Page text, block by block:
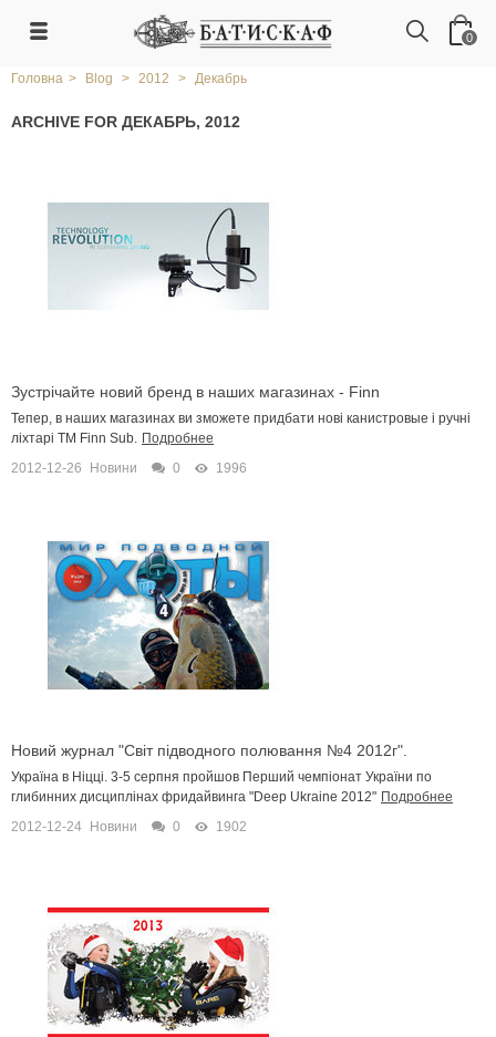
0
Головна > Blog > 2012 > Декабрь
ARCHIVE FOR ДЕКАБРЬ, 2012
Зустрічайте новий бренд в наших магазинах - Finn
Тепер, в наших магазинах ви зможете придбати нові канистровые і ручні
ліхтарі ТМ Finn Sub. Подробнее
2012-12-26
Новини 0 1996
Новий журнал "Світ підводного полювання №4 2012г".
Україна в Ніцці. 3-5 серпня пройшов Перший чемпіонат України по
глибинних дисциплінах фридайвинга "Deep Ukraine 2012" Подробнее
2012-12-24
Новини 0 1902